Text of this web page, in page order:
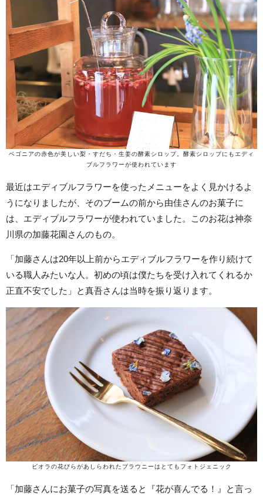
ベゴニアの赤色が美しい梨・すだち・生姜の酵素シロップ。酵素シロップにもエディ
ブルフラワーが使われています
最近はエディブルフラワーを使ったメニューをよく見かけるよ
うになりましたが、そのブームの前から由佳さんのお菓子に
は、エディブルフラワーが使われていました。このお花は神奈
川県の加藤花園さんのもの。
「加藤さんは20年以上前からエディブルフラワーを作り続けて
いる職人みたいな人。初めの頃は僕たちを受け入れてくれるか
正直不安でした」と真吾さんは当時を振り返ります。
ビオラの花びらがあしらわれたブラウニーはとてもフォトジェニック
「加藤さんにお菓子の写真を送ると『花が喜んでる！』と言っ